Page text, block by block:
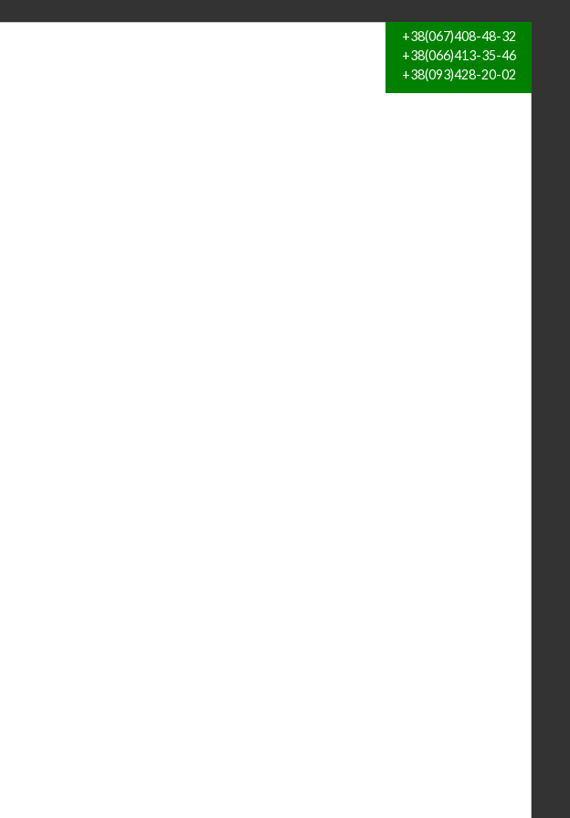
+38(067)408-48-32
+38(066)413-35-46
+38(093)428-20-02